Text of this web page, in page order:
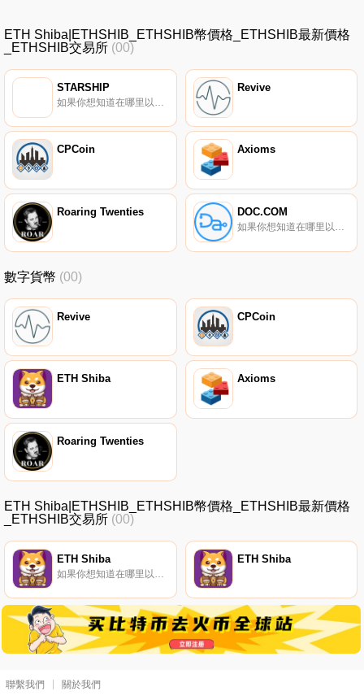
ETH Shiba|ETHSHIB_ETHSHIB幣價格_ETHSHIB最新價格
_ETHSHIB交易所 (00)
STARSHIP Revive
CPCoin Axioms
Roaring Twenties DOC.COM
如果你想知道在哪里以當前價格購買DOC.COM,目前交易{DOC.COM]股票的頂級加密貨幣交易所是Bitrue。您可以在我們的加密貨幣交易所頁面上找到其他列表。Doc.com通過遠程醫療為全世界提供了免費的基本和負擔得起的醫療保健和心理服務.
數字貨幣 (00)
Revive CPCoin
ETH Shiba Axioms
Roaring Twenties
ETH Shiba|ETHSHIB_ETHSHIB幣價格_ETHSHIB最新價格
_ETHSHIB交易所 (00)
ETH Shiba ETH Shiba
聯繫我們 關於我們